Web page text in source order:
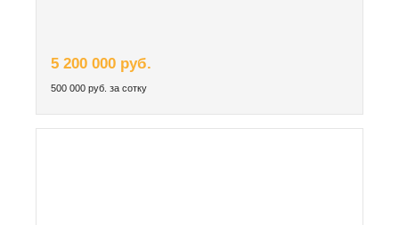
5 200 000 руб.
500 000 руб. за сотку